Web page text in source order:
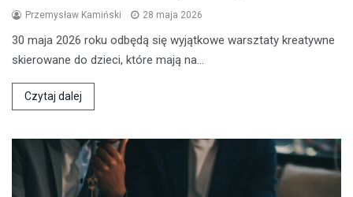
Przemysław Kamiński 28 maja 2026
30 maja 2026 roku odbędą się wyjątkowe warsztaty kreatywne
skierowane do dzieci, które mają na…
Czytaj dalej